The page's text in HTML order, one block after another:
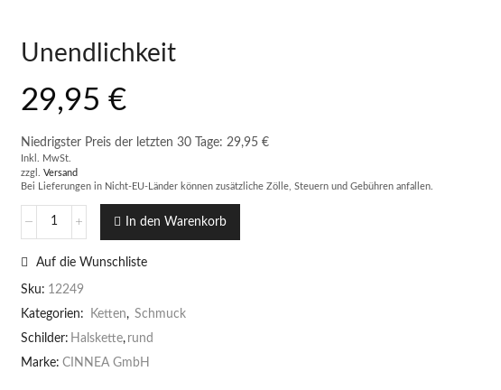
Unendlichkeit
29,95 €
Niedrigster Preis der letzten 30 Tage: 29,95 €
Inkl. MwSt.
zzgl. Versand
Bei Lieferungen in Nicht-EU-Länder können zusätzliche Zölle, Steuern und Gebühren anfallen.
In den Warenkorb
Auf die Wunschliste
Sku: 12249
Kategorien:
Ketten, Schmuck
Schilder: Halskette, rund
Marke: CINNEA GmbH